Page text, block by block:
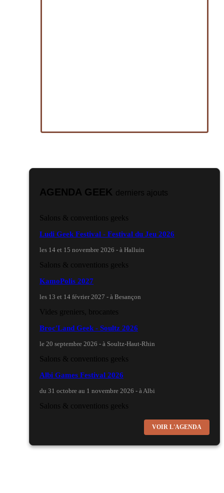
AGENDA GEEK derniers ajouts
Salons & conventions geeks
Ludi Geek Festival - Festival du Jeu 2026
les 14 et 15 novembre 2026 - à Halluin
Salons & conventions geeks
KamoPolis 2027
les 13 et 14 février 2027 - à Besançon
Vides greniers, brocantes
Broc'Land Geek - Soultz 2026
le 20 septembre 2026 - à Soultz-Haut-Rhin
Salons & conventions geeks
Albi Games Festival 2026
du 31 octobre au 1 novembre 2026 - à Albi
Salons & conventions geeks
Virtual Calais - salon du jeu vidéo et des loisirs
les 3 et 4 octobre 2026 - à Calais
VOIR L'AGENDA